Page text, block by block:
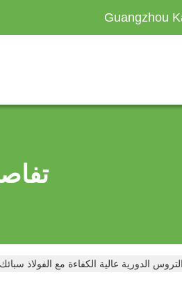
Guangzhou
الدورية عالية الكفاءة مع الفولاذ